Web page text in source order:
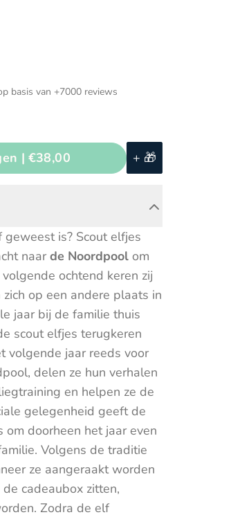
voertuigen
basis van +7000 reviews
voeg toe aan winkelwagen | €38,00 + 🎁
geweest is? Scout elfjes
naarde Noordpool om
ochtend keren zij
zich op een andere plaats in
jaar bij de familie thuis
scout elfjes terugkeren
volgende jaar reeds voor
delen ze hun verhalen
en helpen ze de
gelegenheid geeft de
doorheen het jaar even
Volgens de traditie
ze aangeraakt worden
cadeaubox zitten,
Zodra de elf